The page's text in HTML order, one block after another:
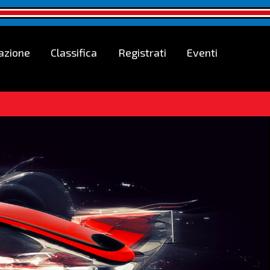
Classifica Registrati Eventi